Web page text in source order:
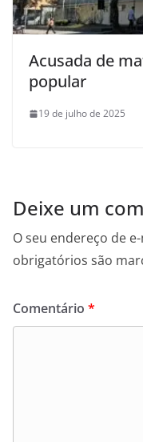
Acusada de
popular
19 de julho de 2025
Deixe um
O seu endereço de
obrigatórios são
Comentário *